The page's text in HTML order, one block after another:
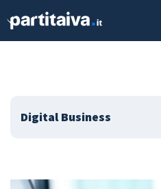
Digital Business